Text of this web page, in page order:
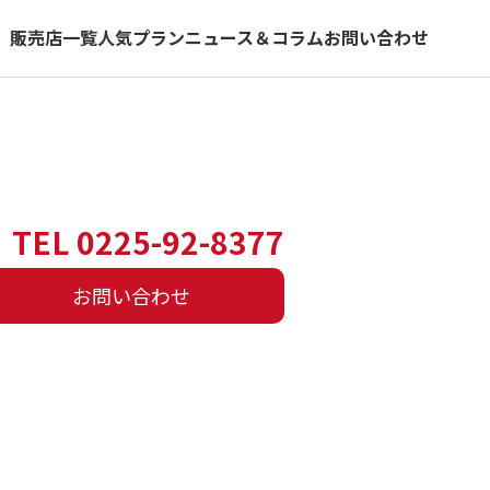
販売店一覧人気プランニュース＆コラムお問い合わせ
TEL 0225-92-8377
お問い合わせ